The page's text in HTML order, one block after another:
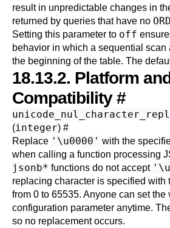
result in unpredictable changes in
returned by queries that have no
Setting this parameter to off
behavior in which a sequential scan
the beginning of the table. The
18.13.2. Platform
Compatibility#
(integer) #
Replace '\u0000' with the
when calling a function processing
jsonb* functions do not accept
replacing character is specified with
from 0 to 65535. Anyone can set the
configuration parameter anytime.
so no replacement occurs.